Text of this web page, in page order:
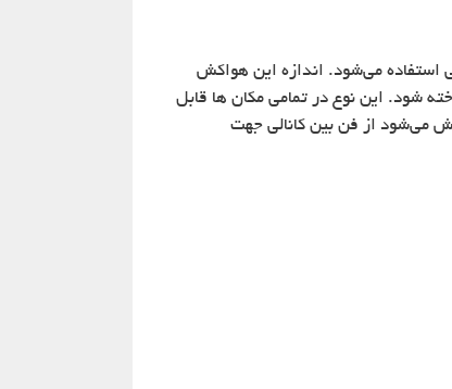
استفاده می‌شود. اندازه این هواکش
شود. این نوع در تمامی مکان ها قابل
می‌شود از فن بین کانالی جهت